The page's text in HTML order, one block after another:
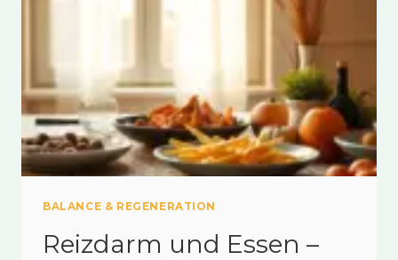
BALANCE & REGENERATION
Reizdarm und Essen –